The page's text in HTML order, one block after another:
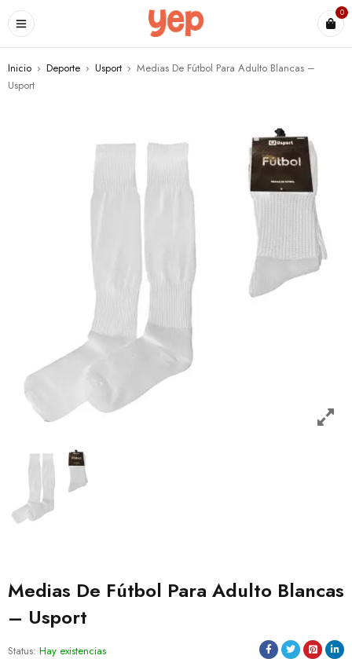
0
Inicio › Deporte › Usport › Medias De Fútbol Para Adulto Blancas –
Usport
Medias De Fútbol Para Adulto Blancas
– Usport
Status: Hay existencias